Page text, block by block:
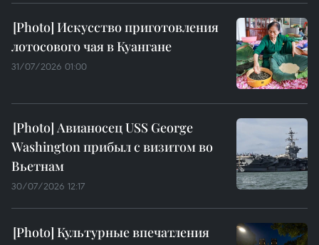
Искусство приготовления
лотосового чая в Куангане
31/07/2026 01:00
Авианосец USS George
Washington прибыл с визитом во
Вьетнам
30/07/2026 12:17
Культурные впечатления